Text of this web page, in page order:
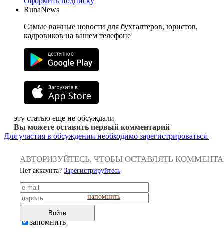
RunaNews
Самые важные новости для бухгалтеров, юристов,
кадровиков на вашем телефоне
эту статью еще не обсуждали
Вы можете оставить первый комментарий
Для участия в обсуждении необходимо зарегистрироваться.
АВТОРИЗУЙТЕСЬ, ЧТОБЫ ОСТАВЛЯТЬ
Нет аккаунта? Зарегистрируйтесь
напомнить
Войти
запомнить